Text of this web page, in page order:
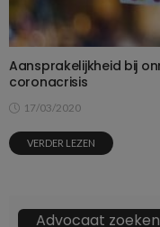
Aansprakelijkheid bij
coronacrisis
17/03/2020
VERDER LEZEN
Advocaat zoeken